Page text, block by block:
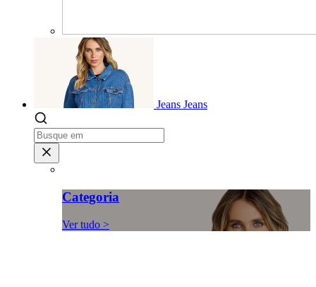
Jeans Jeans
Categoria
Ver tudo >